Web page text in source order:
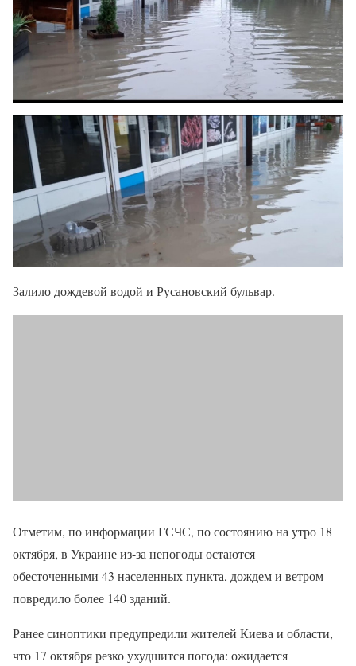
Залило дождевой водой и Русановский бульвар.
Отметим, по информации ГСЧС, по состоянию на утро 18
октября, в Украине из-за непогоды остаются
обесточенными 43 населенных пункта, дождем и ветром
повредило более 140 зданий.
Ранее синоптики предупредили жителей Киева и области,
что 17 октября резко ухудшится погода: ожидается